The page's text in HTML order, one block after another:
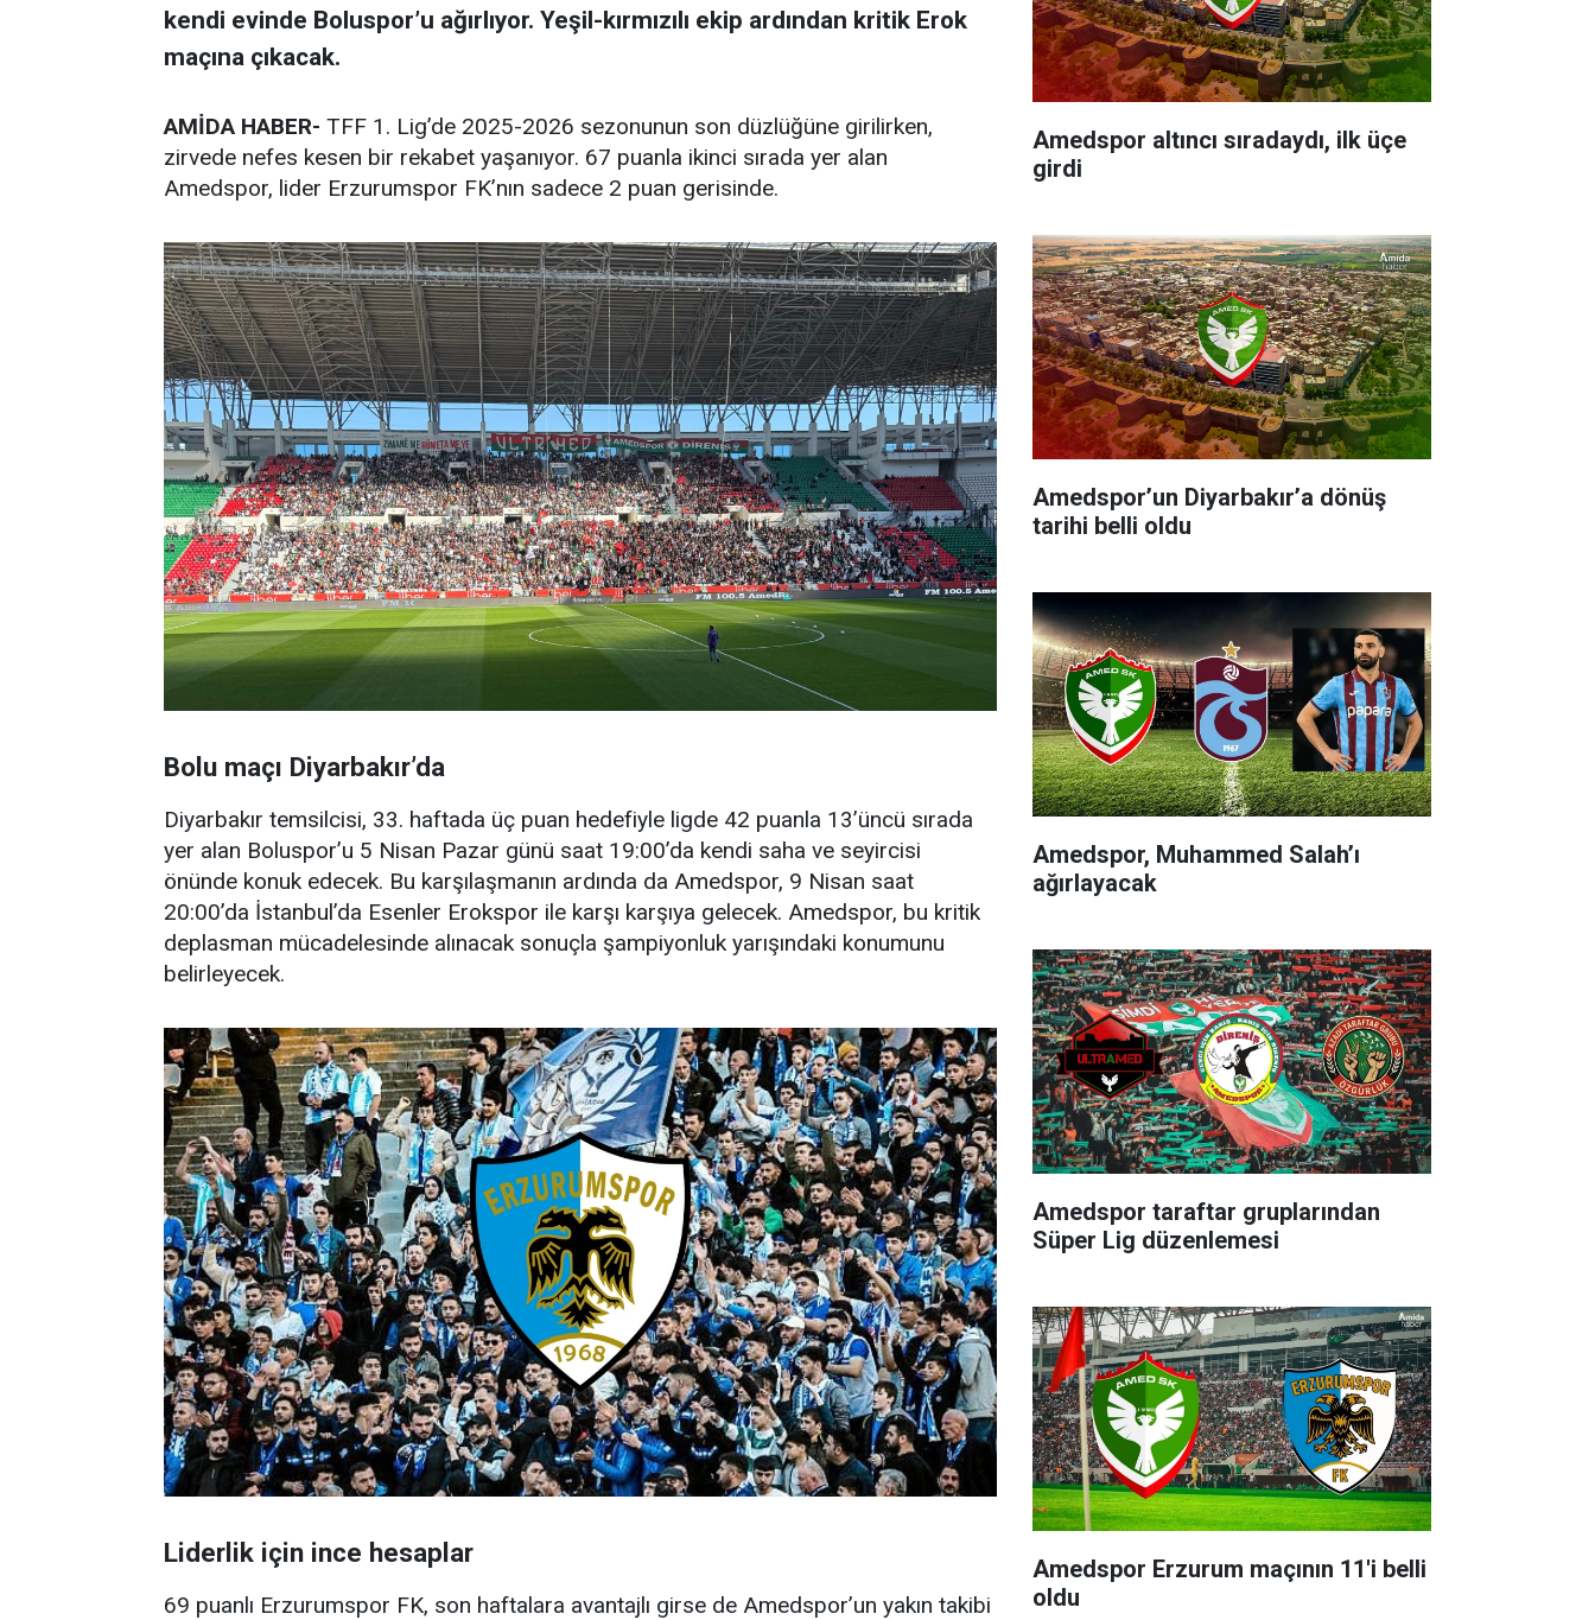
kendi evinde Boluspor’u ağırlıyor. Yeşil-kırmızılı ekip ardından kritik Erok
maçına çıkacak.
AMİDA HABER- TFF 1. Lig’de 2025-2026 sezonunun son düzlüğüne girilirken,
zirvede nefes kesen bir rekabet yaşanıyor. 67 puanla ikinci sırada yer alan
Amedspor, lider Erzurumspor FK’nın sadece 2 puan gerisinde.
Bolu maçı Diyarbakır’da
Diyarbakır temsilcisi, 33. haftada üç puan hedefiyle ligde 42 puanla 13’üncü sırada
yer alan Boluspor’u 5 Nisan Pazar günü saat 19:00’da kendi saha ve seyircisi
önünde konuk edecek. Bu karşılaşmanın ardında da Amedspor, 9 Nisan saat
20:00’da İstanbul’da Esenler Erokspor ile karşı karşıya gelecek. Amedspor, bu kritik
deplasman mücadelesinde alınacak sonuçla şampiyonluk yarışındaki konumunu
belirleyecek.
Liderlik için ince hesaplar
69 puanlı Erzurumspor FK, son haftalara avantajlı girse de Amedspor’un yakın takibi
Amedspor altıncı sıradaydı, ilk üçe
girdi
Amedspor’un Diyarbakır’a dönüş
tarihi belli oldu
Amedspor, Muhammed Salah’ı
ağırlayacak
Amedspor taraftar gruplarından
Süper Lig düzenlemesi
Amedspor Erzurum maçının 11'i belli
oldu